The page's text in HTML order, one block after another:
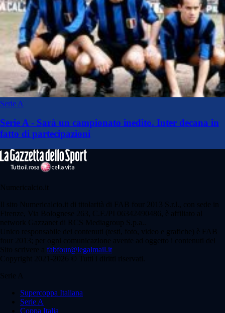
Serie A
Serie A - Sarà un campionato inedito. Inter decana in
fatto di partecipazioni
Numericalcio.it
Il sito Numericalcio.it di titolarità di FAB four 2013 S.r.l., con sede in
Firenze, Via Bolognese 263, C.F./PI 06342490486, è affiliato al
network Gazzanet di RCS Mediagroup S.p.a..
Unico responsabile dei contenuti (testi, foto, video e grafiche) è FAB
four 2013; per ogni comunicazione avente ad oggetto i contenuti del
Sito scrivere a fabfour@legalmail.it
Copyright 2021-2026 © Tutti i diritti riservati.
Serie A
Supercoppa Italiana
Serie A
Coppa Italia